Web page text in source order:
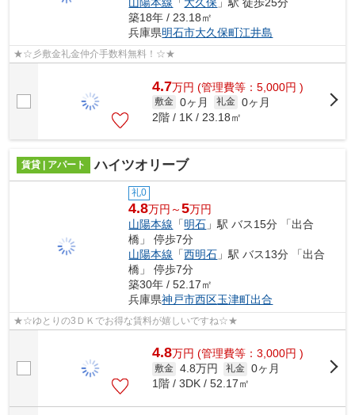
築18年 / 23.18㎡
兵庫県明石市大久保町江井島
★☆彡敷金礼金仲介手数料無料！☆★
4.7万円 (管理費等：5,000円 )
敷金 0ヶ月 礼金 0ヶ月
2階 / 1K / 23.18㎡
賃貸 | アパート ハイツオリーブ
礼0
4.8万円～5万円
山陽本線 「明石 」駅 バス15分 「出合
橋」 停歩7分
山陽本線 「西明石 」駅 バス13分 「出合
橋」 停歩7分
築30年 / 52.17㎡
兵庫県神戸市西区玉津町出合
★☆ゆとりの3ＤＫでお得な賃料が嬉しいですね☆★
4.8万円 (管理費等：3,000円 )
敷金 4.8万円 礼金 0ヶ月
1階 / 3DK / 52.17㎡